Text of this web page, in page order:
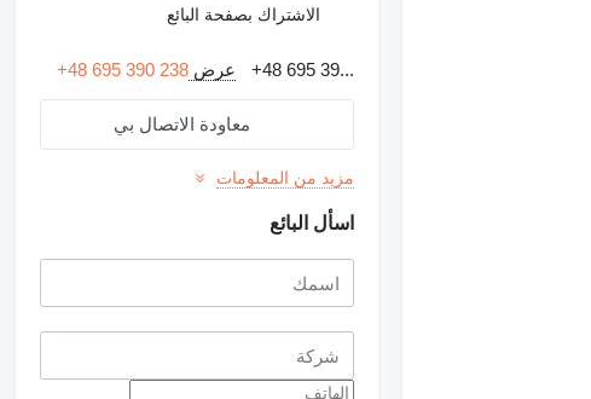
الاشتراك بصفحة البائع
+48 695 39... عرض+48 695 390 238
معاودة الاتصال بي
مزيد من المعلومات
اسأل البائع